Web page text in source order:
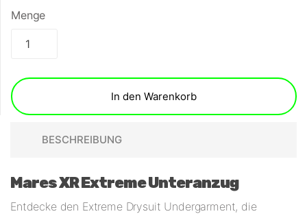
Menge
In den Warenkorb
BESCHREIBUNG
Mares XR Extreme Unteranzug
Entdecke den Extreme Drysuit Undergarment, die